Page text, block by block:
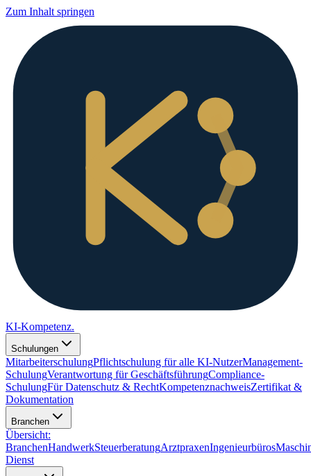
Zum Inhalt springen
KI-Kompetenz.
Schulungen
MitarbeiterschulungPflichtschulung für alle KI-NutzerManagement-
SchulungVerantwortung für GeschäftsführungCompliance-
SchulungFür Datenschutz & RechtKompetenznachweisZertifikat &
Dokumentation
Branchen
Übersicht:
BranchenHandwerkSteuerberatungArztpraxenIngenieurbüros
Dienst